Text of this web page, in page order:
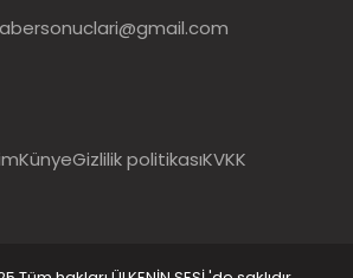
KünyeGizlilik politikasıKVKK